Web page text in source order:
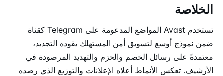
الخلاصة
تستخدم Avast المواضع المدعومة على Telegram كقناة
ضمن نموذج أوسع لتسويق أمن المستهلك يقوده التجديد،
معتمدةً على رسائل الخصم والحزم والتهديد المرصودة في
الأرشيف. تعكس الأنماط أعلاه الإعلانات والتوزيع الذي رصده